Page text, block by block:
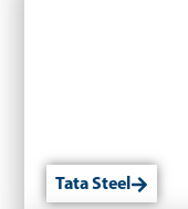
Tata Steel